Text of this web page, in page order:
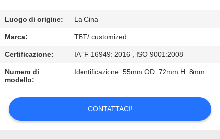
QUALITÀ
CONTATTICI
NOTIZIE
CASI
Luogo di origine: La Cina
Marca: TBT/ customized
Certificazione: IATF 16949: 2016 , ISO 9001:2008
Numero di
modello:
Identificazione: 55mm OD: 72mm H: 8mm
CONTATTACI!